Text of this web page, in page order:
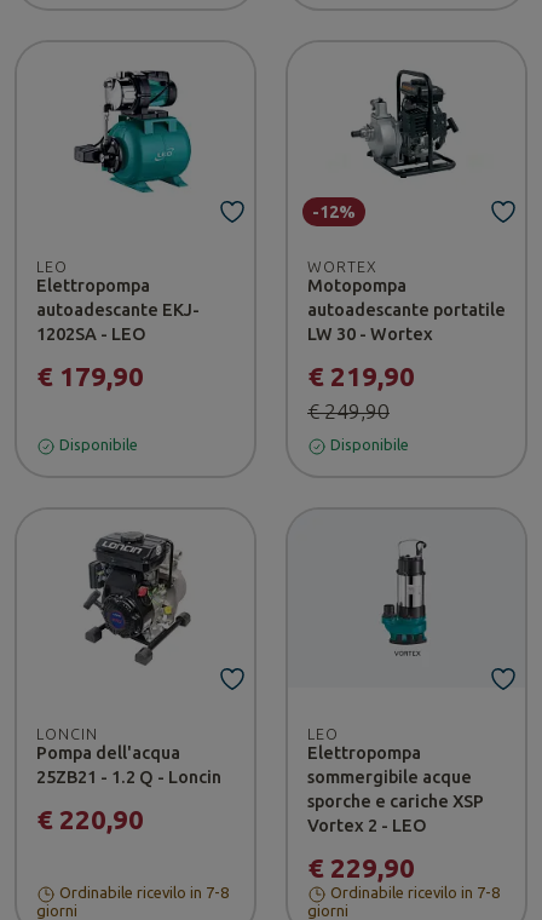
LEO
Elettropompa
autoadescante EKJ-
1202SA - LEO
€ 179,90
Disponibile
WORTEX
Motopompa
autoadescante portatile
LW 30 - Wortex
€ 219,90
€ 249,90
-12%
Disponibile
LONCIN
Pompa dell'acqua
25ZB21 - 1.2 Q - Loncin
€ 220,90
Ordinabile ricevilo in 7-8
giorni
LEO
Elettropompa
sommergibile acque
sporche e cariche XSP
Vortex 2 - LEO
€ 229,90
Ordinabile ricevilo in 7-8
giorni